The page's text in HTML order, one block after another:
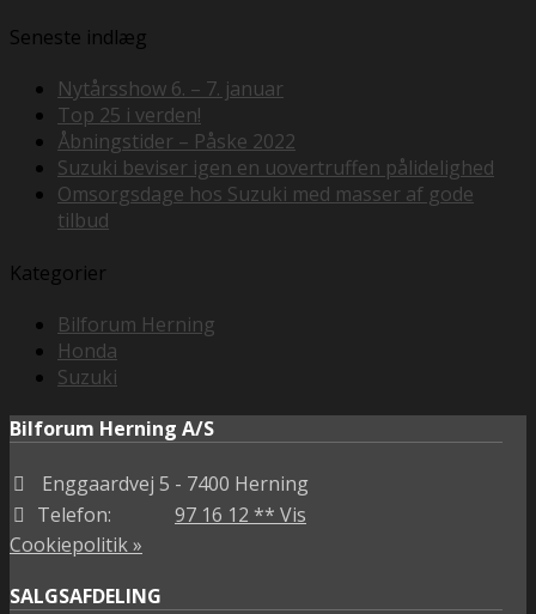
Seneste indlæg
Nytårsshow 6. – 7. januar
Top 25 i verden!
Åbningstider – Påske 2022
Suzuki beviser igen en uovertruffen pålidelighed
Omsorgsdage hos Suzuki med masser af gode
tilbud
Kategorier
Bilforum Herning
Honda
Suzuki
Bilforum Herning A/S
Enggaardvej 5 - 7400 Herning
Telefon:
97 16 12 ** Vis
Cookiepolitik »
SALGSAFDELING